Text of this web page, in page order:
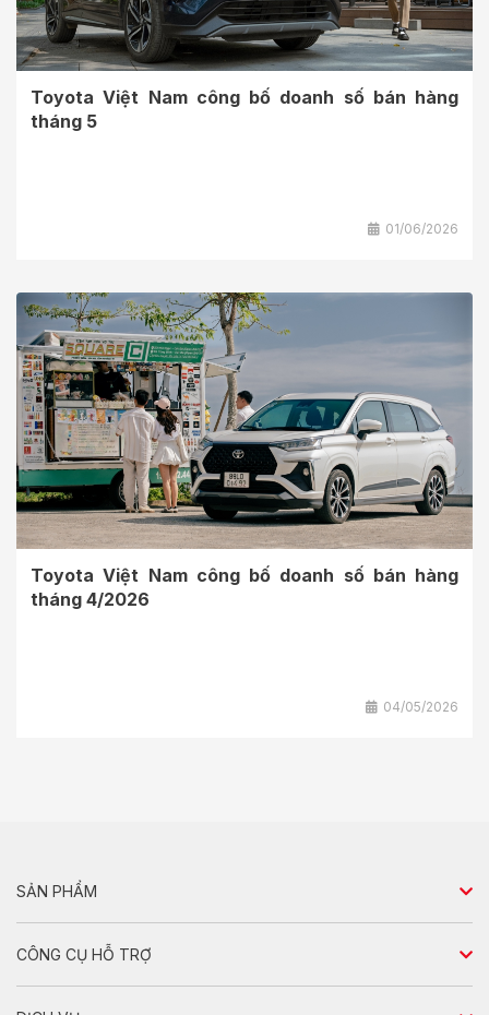
Toyota Việt Nam công bố doanh số bán hàng
tháng 5
01/06/2026
Toyota Việt Nam công bố doanh số bán hàng
tháng 4/2026
04/05/2026
SẢN PHẨM
Sedan
Hatchback
CÔNG CỤ HỖ TRỢ
So sánh xe